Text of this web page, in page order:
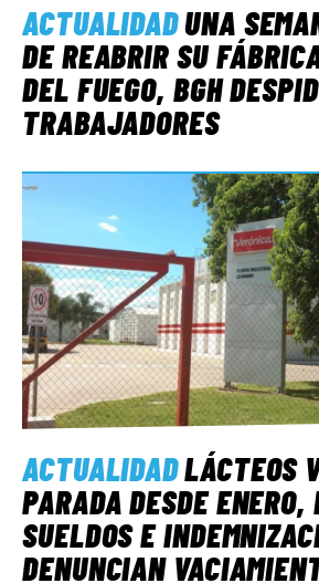
ACTUALIDADUNA
DE REABRIR SU
DEL FUEGO, BGH
TRABAJADORES
ACTUALIDADLÁCTEOS
PARADA DESDE ENERO,
SUELDOS E
DENUNCIAN